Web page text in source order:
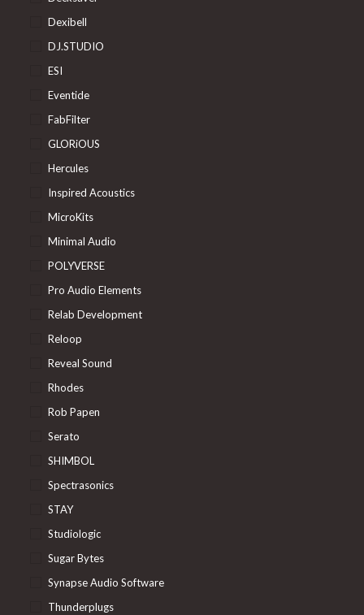
Dexibell
DJ.STUDIO
ESI
Eventide
FabFilter
GLORiOUS
Hercules
Inspired Acoustics
MicroKits
Minimal Audio
POLYVERSE
Pro Audio Elements
Relab Development
Reloop
Reveal Sound
Rhodes
Rob Papen
Serato
SHIMBOL
Spectrasonics
STAY
Studiologic
Sugar Bytes
Synapse Audio Software
Thunderplugs